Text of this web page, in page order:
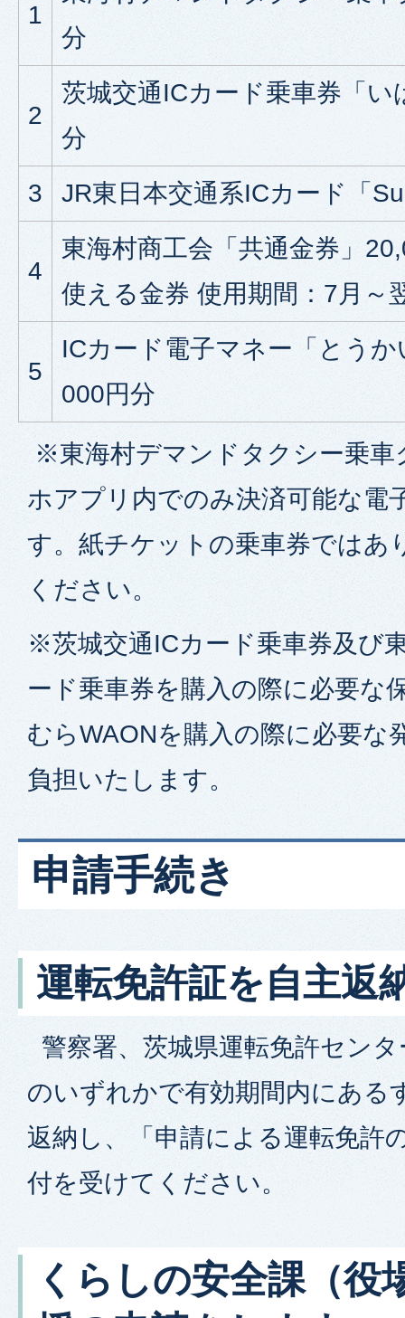
1
分
2
茨城交通ICカード乗車券「
分
3
JR東日本交通系ICカード「
4
東海村商工会「共通金券」
使える金券 使用期間：7月～
5
ICカード電子マネー「とう
000円分
※東海村デマンドタクシー乗車
ホアプリ内でのみ決済可能な電
す。紙チケットの乗車券ではあ
ください。
※茨城交通ICカード乗車券及び
ード乗車券を購入の際に必要な
むらWAONを購入の際に必要な
負担いたします。
申請手続き
運転免許証を自主返
警察署、茨城県運転免許セン
のいずれかで有効期間内にある
返納し、「申請による運転免許
付を受けてください。
くらしの安全課（役